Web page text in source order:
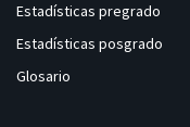
Estadísticas pregrado
Estadísticas posgrado
Glosario